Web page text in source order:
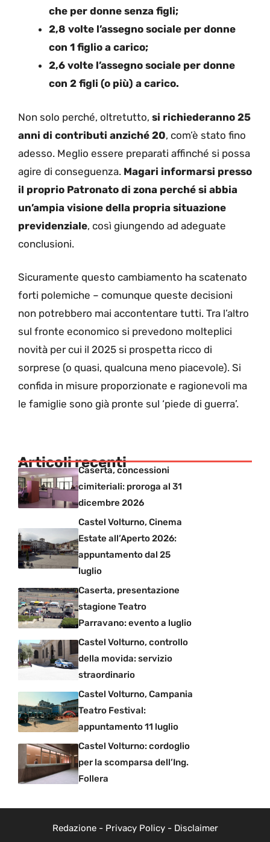
che per donne senza figli;
2,8 volte l’assegno sociale per donne
con 1 figlio a carico;
2,6 volte l’assegno sociale per donne
con 2 figli (o più) a carico.
Non solo perché, oltretutto, si richiederanno 25
anni di contributi anziché 20, com’è stato fino
adesso. Meglio essere preparati affinché si possa
agire di conseguenza. Magari informarsi presso
il proprio Patronato di zona perché si abbia
un’ampia visione della propria situazione
previdenziale, così giungendo ad adeguate
conclusioni.
Sicuramente questo cambiamento ha scatenato
forti polemiche – comunque queste decisioni
non potrebbero mai accontentare tutti. Tra l’altro
sul fronte economico si prevedono molteplici
novità per cui il 2025 si prospetta ricco di
sorprese (o quasi, qualcuna meno piacevole). Si
confida in misure proporzionate e ragionevoli ma
le famiglie sono già pronte sul ‘piede di guerra’.
Articoli recenti
Caserta, concessioni
cimiteriali: proroga al 31
dicembre 2026
Castel Volturno, Cinema
Estate all’Aperto 2026:
appuntamento dal 25
luglio
Caserta, presentazione
stagione Teatro
Parravano: evento a luglio
Castel Volturno, controllo
della movida: servizio
straordinario
Castel Volturno, Campania
Teatro Festival:
appuntamento 11 luglio
Castel Volturno: cordoglio
per la scomparsa dell’Ing.
Follera
Redazione- Privacy Policy- Disclaimer